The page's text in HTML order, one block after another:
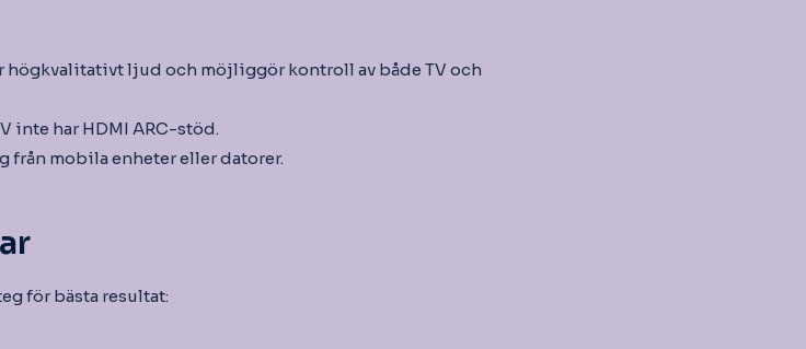
högkvalitativt ljud och möjliggör kontroll av både TV och
inte har HDMI ARC-stöd.
från mobila enheter eller datorer.
för bästa resultat: